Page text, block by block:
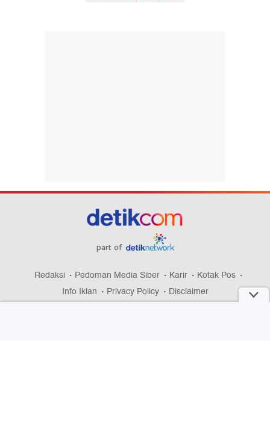
part of
Redaksi Pedoman Media Siber Karir
Kotak Pos
Info Iklan
Privacy Policy Disclaimer